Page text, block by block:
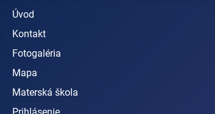
Úvod
Kontakt
Fotogaléria
Mapa
Materská škola